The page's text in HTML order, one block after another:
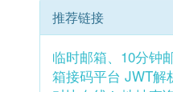
推荐链接
临时邮箱、10分钟
箱接码平台 JWT解